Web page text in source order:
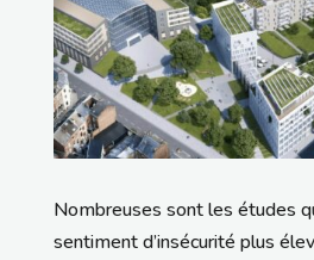
Nombreuses sont les études
sentiment d’insécurité plus